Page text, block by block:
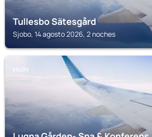
Tullesbo Sätesgård
Sjobo, 14 agosto 2026, 2 noches
ESLÖV